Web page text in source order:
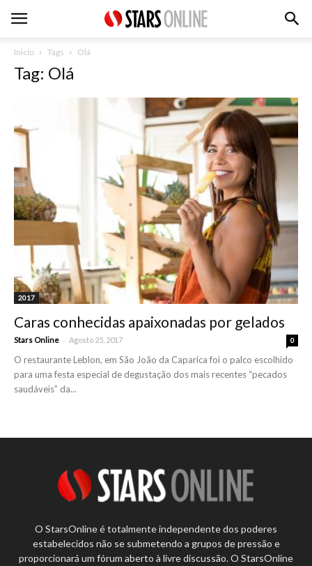
Inicio Tags Olá
Tag: Olá
2017
Caras conhecidas apaixonadas por gelados
Stars Online - Agosto 25, 2017 0
O restaurante Leblon, em São João da Caparica foi o palco escolhido
para uma festa especial de degustação dos mais recentes “pecados
saudáveis” da...
O StarsOnline é totalmente independente dos poderes
estabelecidos não se submetendo a grupos de pressão e
proporcionará um fórum aberto à livre discussão. O StarsOnline